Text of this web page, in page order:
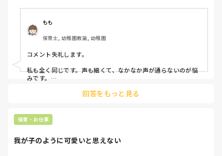
で購入して頻繁にしています。
もも
保育士, 幼稚園教諭, 幼稚園
コメント失礼します。
私も全く同じです。声も細くて、なかなか声が通らないのが悩
みです。
声を出す機会が大変多いので大変ですよね😭
ご参考になれば🙇
回答をもっと見る
保育・お仕事
我が子のように可愛いと思えない